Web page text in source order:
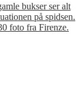
bukser ser alt
på spidsen.
foto fra Firenze.